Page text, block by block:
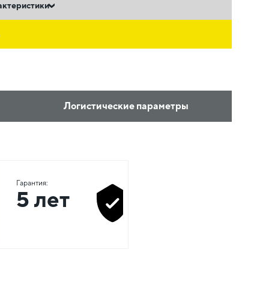
Логистические параметры
Гарантия:
5 лет